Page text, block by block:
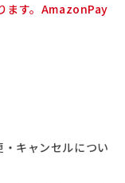
ます。AmazonPay
キャンセルについ